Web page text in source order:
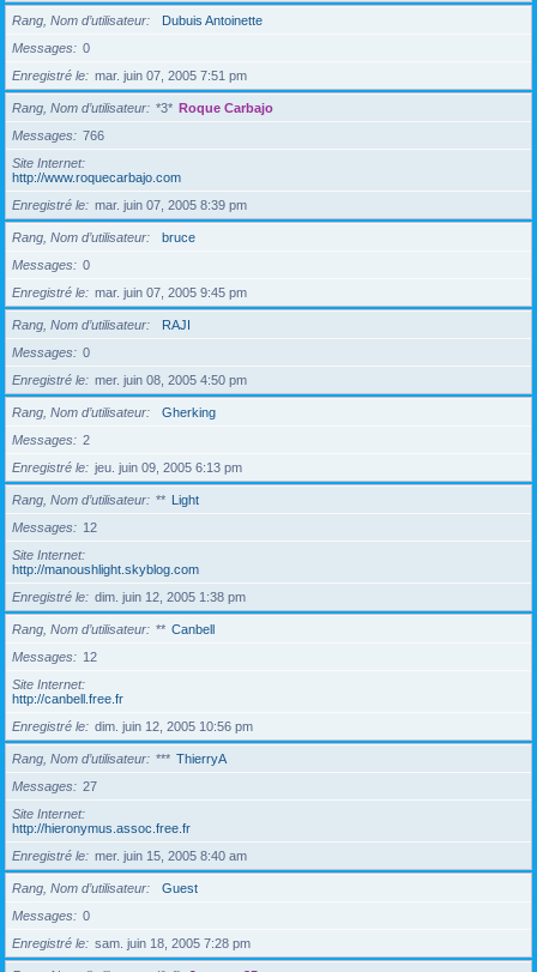
Rang, Nom d’utilisateur
Dubuis Antoinette
Messages
0
Enregistré le
mar. juin 07, 2005 7:51 pm
Rang, Nom d’utilisateur *3* Roque Carbajo
Messages
766
Site Internet
http://www.roquecarbajo.com
Enregistré le
mar. juin 07, 2005 8:39 pm
Rang, Nom d’utilisateur
bruce
Messages
0
Enregistré le
mar. juin 07, 2005 9:45 pm
Rang, Nom d’utilisateur
RAJI
Messages
0
Enregistré le
mer. juin 08, 2005 4:50 pm
Rang, Nom d’utilisateur
Gherking
Messages
2
Enregistré le
jeu. juin 09, 2005 6:13 pm
Rang, Nom d’utilisateur ** Light
Messages
12
Site Internet
http://manoushlight.skyblog.com
Enregistré le
dim. juin 12, 2005 1:38 pm
Rang, Nom d’utilisateur ** Canbell
Messages
12
Site Internet
http://canbell.free.fr
Enregistré le
dim. juin 12, 2005 10:56 pm
Rang, Nom d’utilisateur *** ThierryA
Messages
27
Site Internet
http://hieronymus.assoc.free.fr
Enregistré le
mer. juin 15, 2005 8:40 am
Rang, Nom d’utilisateur
Guest
Messages
0
Enregistré le
sam. juin 18, 2005 7:28 pm